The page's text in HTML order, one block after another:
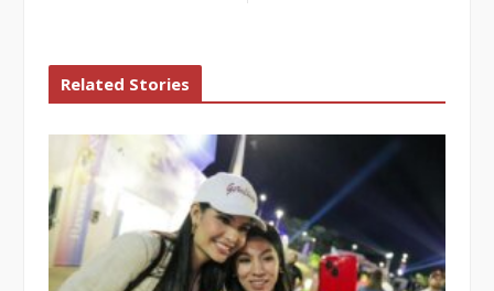
Related Stories